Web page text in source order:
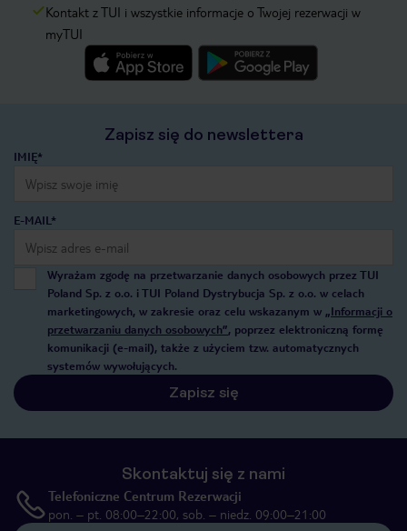
Kontakt z TUI i wszystkie informacje o Twojej rezerwacji w
myTUI
Zapisz się do newslettera
IMIĘ*
E-MAIL*
Wyrażam zgodę na przetwarzanie danych osobowych przez TUI
Poland Sp. z o.o. i TUI Poland Dystrybucja Sp. z o.o. w celach
marketingowych, w zakresie oraz celu wskazanym w „Informacji o
przetwarzaniu danych osobowych”, poprzez elektroniczną formę
komunikacji (e-mail), także z użyciem tzw. automatycznych
systemów wywołujących.
Zapisz się
Skontaktuj się z nami
Telefoniczne Centrum Rezerwacji
pon. – pt. 08:00–22:00, sob. – niedz. 09:00–21:00